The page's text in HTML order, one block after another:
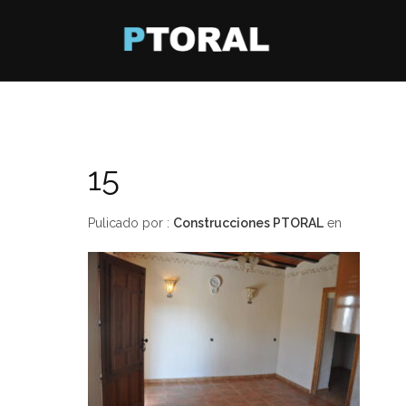
15
Pulicado por : Construcciones PTORAL en